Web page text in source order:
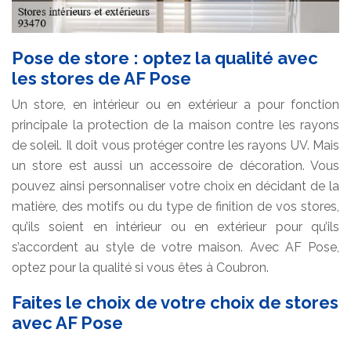
Pose de store : optez la qualité avec
les stores de AF Pose
Un store, en intérieur ou en extérieur a pour fonction
principale la protection de la maison contre les rayons
de soleil. Il doit vous protéger contre les rayons UV. Mais
un store est aussi un accessoire de décoration. Vous
pouvez ainsi personnaliser votre choix en décidant de la
matière, des motifs ou du type de finition de vos stores,
qu’ils soient en intérieur ou en extérieur pour qu’ils
s’accordent au style de votre maison. Avec AF Pose,
optez pour la qualité si vous êtes à Coubron.
Faites le choix de votre choix de stores
avec AF Pose